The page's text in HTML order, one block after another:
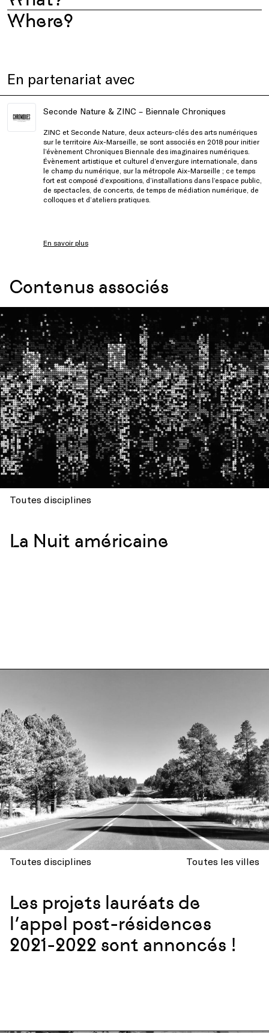
Where?
En partenariat avec
Seconde Nature & ZINC – Biennale Chroniques
ZINC et Seconde Nature, deux acteurs-clés des arts numériques
sur le territoire Aix-Marseille, se sont associés en 2018 pour initier
l’évènement Chroniques Biennale des imaginaires numériques.
Évènement artistique et culturel d’envergure internationale, dans
le champ du numérique, sur la métropole Aix-Marseille ; ce temps
fort est composé d’expositions, d’installations dans l’espace public,
de spectacles, de concerts, de temps de médiation numérique, de
colloques et d’ateliers pratiques.
En savoir plus
Contenus associés
Toutes disciplines
La Nuit américaine
Toutes disciplines Toutes les villes
Les projets lauréats de
l’appel post-résidences
2021-2022 sont annoncés !